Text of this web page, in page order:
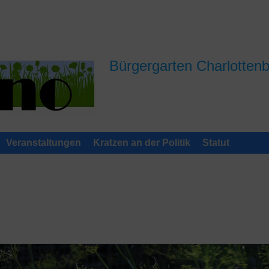
Bürgergarten
Veranstaltungen Kratzen an der Politik Statut